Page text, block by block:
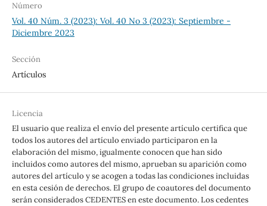
Número
Vol. 40 Núm. 3 (2023): Vol. 40 No 3 (2023): Septiembre -
Diciembre 2023
Sección
Artículos
Licencia
El usuario que realiza el envío del presente artículo certifica que
todos los autores del artículo enviado participaron en la
elaboración del mismo, igualmente conocen que han sido
incluidos como autores del mismo, aprueban su aparición como
autores del artículo y se acogen a todas las condiciones incluidas
en esta cesión de derechos. El grupo de coautores del documento
serán considerados CEDENTES en este documento. Los cedentes